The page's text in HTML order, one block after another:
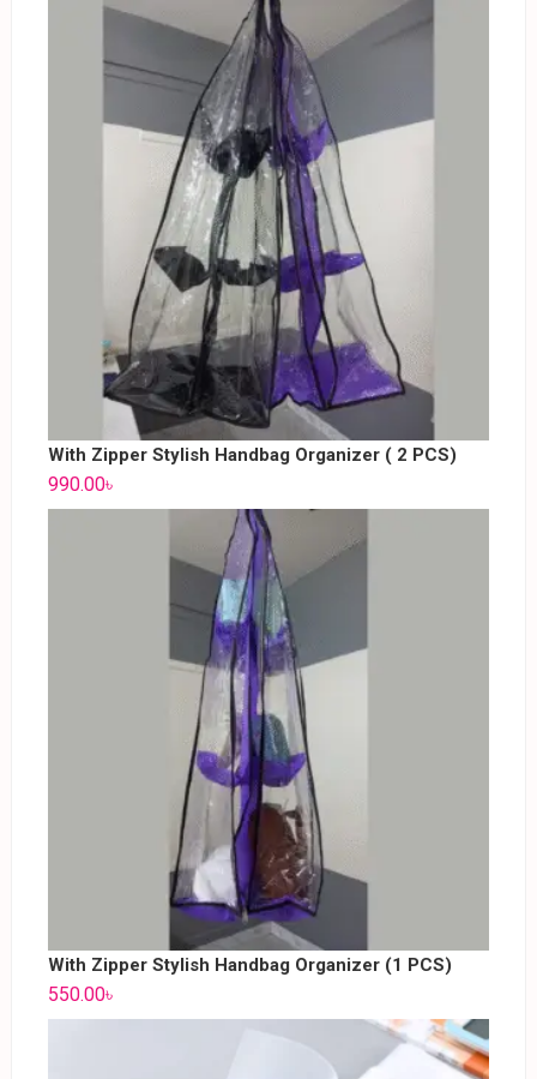
With Zipper Stylish Handbag Organizer ( 2 PCS)
990.00৳
With Zipper Stylish Handbag Organizer (1 PCS)
550.00৳